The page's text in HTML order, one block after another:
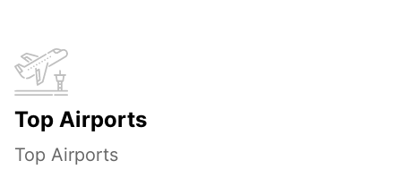
Top Airports
Top Airports